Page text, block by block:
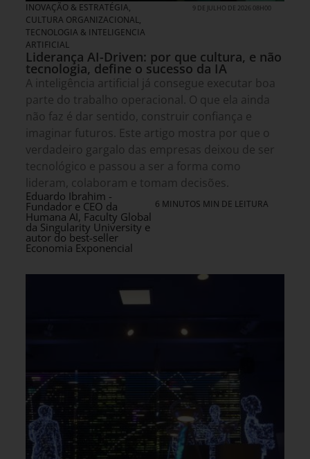
INOVAÇÃO & ESTRATÉGIA,
CULTURA ORGANIZACIONAL,
TECNOLOGIA & INTELIGENCIA
ARTIFICIAL
9 DE JULHO DE 2026 08H00
Liderança AI-Driven: por que cultura, e não
tecnologia, define o sucesso da IA
A inteligência artificial já consegue executar boa
parte do trabalho operacional. O que ela ainda
não faz é dar sentido, construir confiança e
imaginar futuros. Este artigo mostra por que o
verdadeiro gargalo das empresas deixou de ser
tecnológico e passou a ser a forma como
lideram, colaboram e tomam decisões.
Eduardo Ibrahim -
Fundador e CEO da
Humana AI, Faculty Global
da Singularity University e
autor do best-seller
Economia Exponencial
6 MINUTOS MIN DE LEITURA